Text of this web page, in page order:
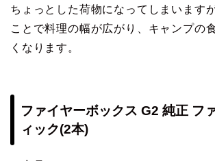
ちょっとした荷物になってしまいます
ことで料理の幅が広がり、キャンプの
くなります。
ファイヤーボックス G2 純正 フ
ィック(2本)